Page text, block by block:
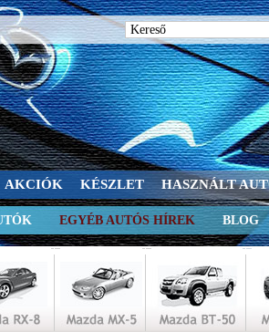
AKCIÓK KÉSZLET HASZNÁLT
EGYÉB AUTÓS HÍREK BLOG